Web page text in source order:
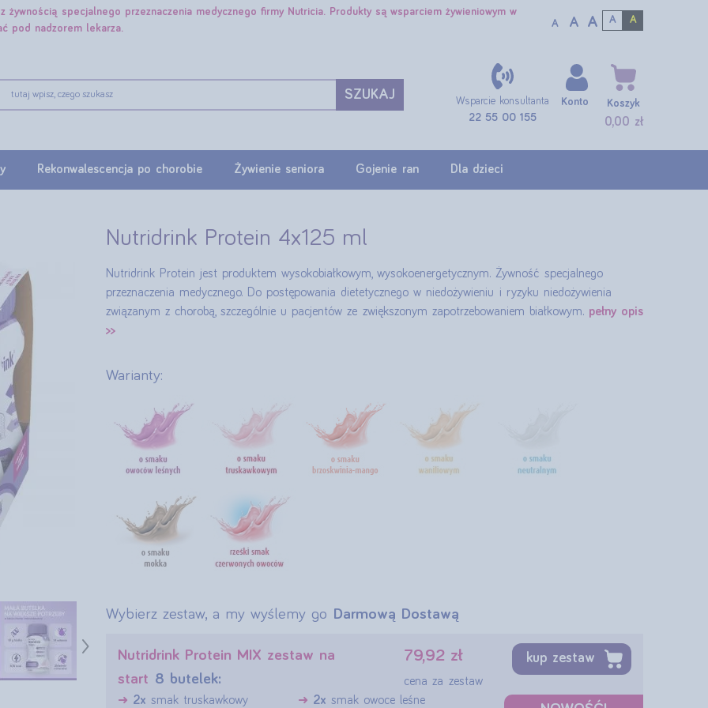
żywnością specjalnego przeznaczenia medycznego firmy Nutricia. Produkty są wsparciem żywieniowym w
pod nadzorem lekarza.
A A A A A
SZUKAJ
Wsparcie konsultanta
22 55 00 155
Konto Koszyk
0,00 zł
Rekonwalescencja po chorobie Żywienie seniora Gojenie ran Dla dzieci
›
Nutridrink Protein 4x125 ml
Nutridrink Protein jest produktem wysokobiałkowym, wysokoenergetycznym. Żywność specjalnego
przeznaczenia medycznego. Do postępowania dietetycznego w niedożywieniu i ryzyku niedożywienia
związanym z chorobą, szczególnie u pacjentów ze zwiększonym zapotrzebowaniem białkowym.pełny opis
>>
Warianty:
Wybierz zestaw, a my wyślemy go Darmową Dostawą
Nutridrink Protein MIX zestaw na
start 8 butelek:
79,92 zł
cena za zestaw
kup zestaw
2x smak truskawkowy 2x smak owoce leśne